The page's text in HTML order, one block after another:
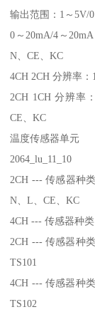
输出范围：1～5V/
0～20mA/4～
N、CE、KC
4CH 2CH 分辨率：
2CH 1CH 分辨率
CE、KC
温度传感器单元
2064_lu_11_10
2CH --- 传感器种
N、L、CE、KC
4CH --- 传感器种
2CH --- 传感器种
TS101
4CH --- 传感器种
TS102